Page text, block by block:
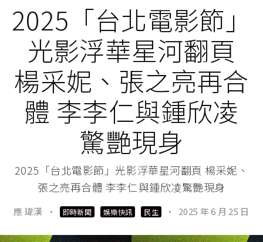
2025「台北電影節」
光影浮華星河翻頁
楊采妮、張之亮再合
體 李李仁與鍾欣凌
驚艷現身
2025「台北電影節」光影浮華星河翻頁 楊采妮、
張之亮再合體 李李仁與鍾欣凌驚艷現身
應 瑋漢 · 即時新聞 娛樂快訊 民生 · 2025 年 6 月 25 日